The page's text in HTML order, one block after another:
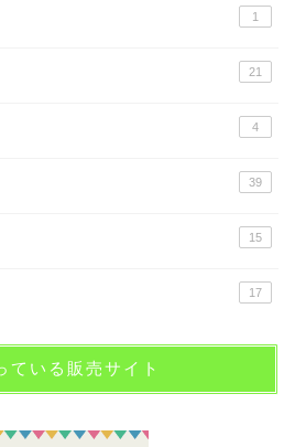
1
21
4
39
15
17
ている販売サイト